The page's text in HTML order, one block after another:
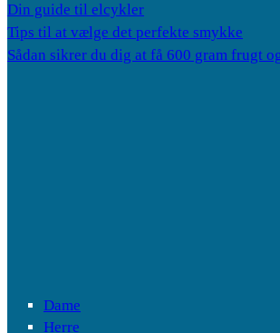
Din guide til elcykler
Tips til at vælge det perfekte smykke
Sådan sikrer du dig at få 600 gram frugt
Dame
Herre